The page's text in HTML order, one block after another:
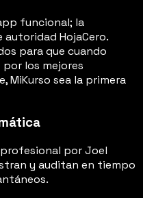
funcional; la
HojaCero.
para que cuando
los mejores
MiKurso sea la primera
por Joel
y auditan en tiempo